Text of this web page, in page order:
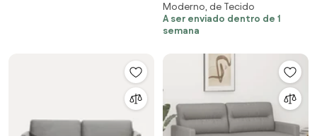
Modular Sem Braços 3 pcs
Cinza Escuro
Moderno, de Tecido
A ser enviado dentro de 1
semana